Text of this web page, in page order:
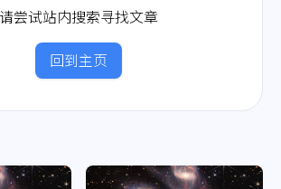
请尝试站内搜索寻找文章
回到主页